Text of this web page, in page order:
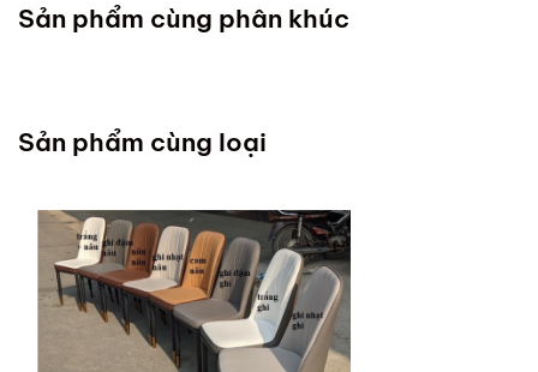
Sản phẩm cùng phân khúc
Sản phẩm cùng loại